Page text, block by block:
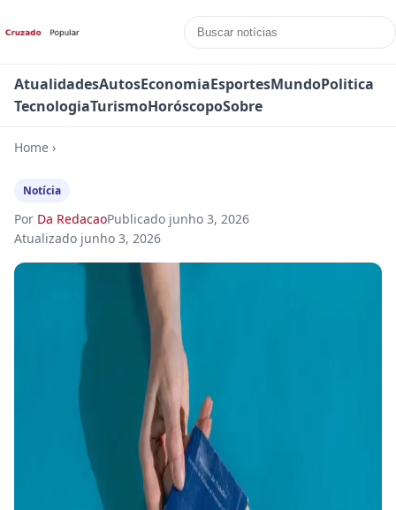
AtualidadesAutosEconomiaEsportesMundoPolitica
TecnologiaTurismoHoróscopoSobre
Home ›
Notícia
Por Da RedacaoPublicado junho 3, 2026
Atualizado junho 3, 2026